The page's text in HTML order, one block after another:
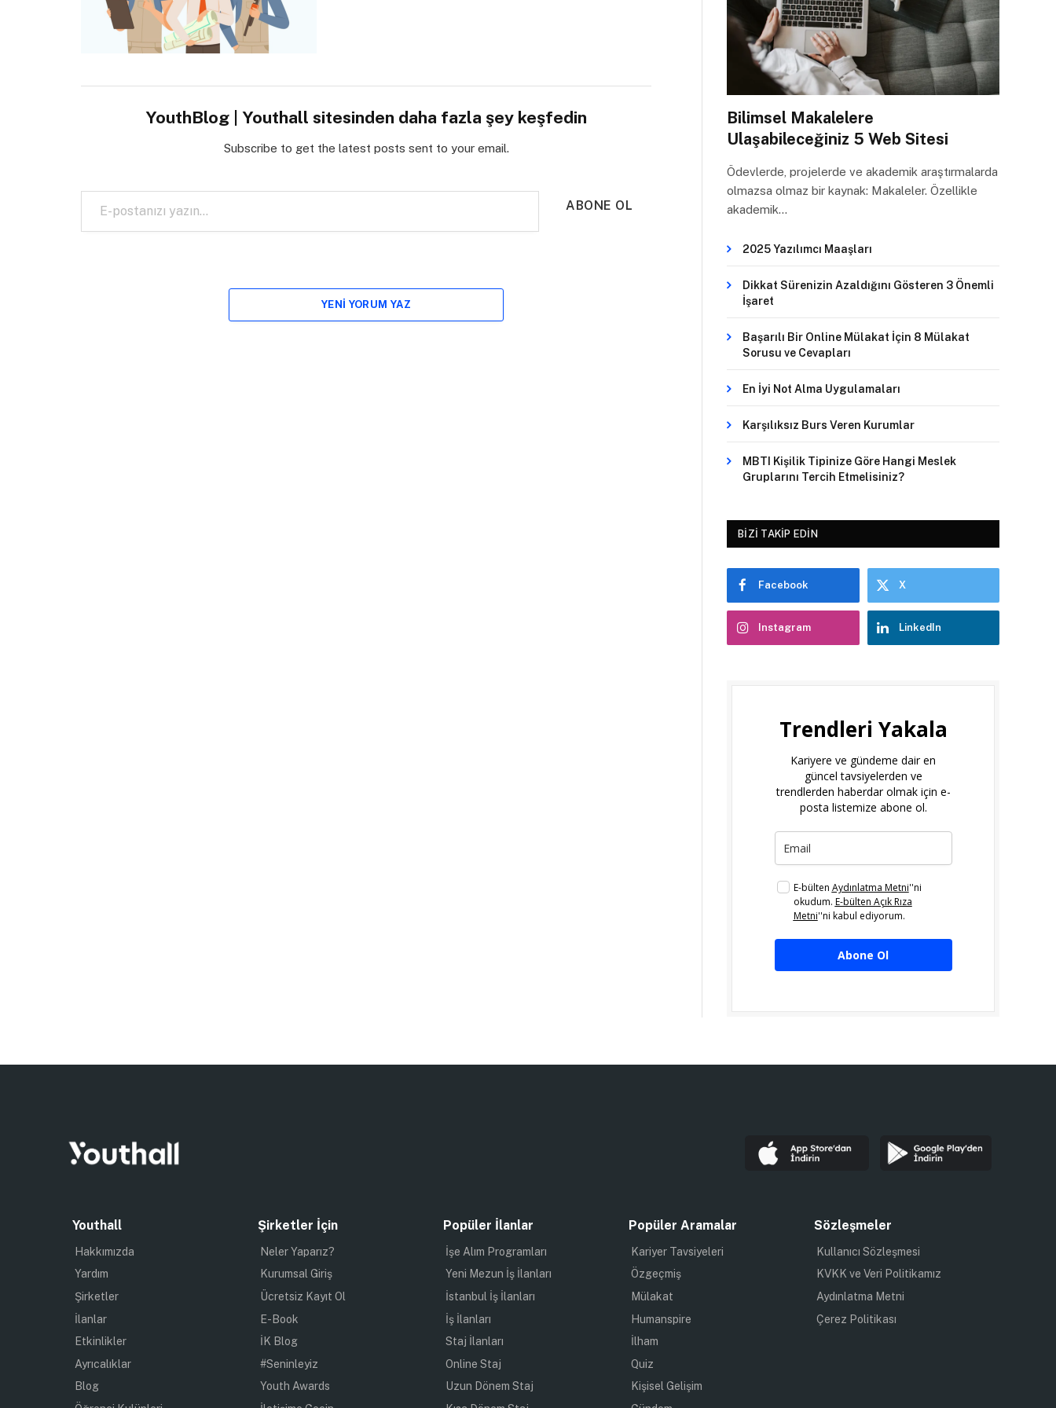
YouthBlog | Youthall sitesinden daha fazla şey keşfedin
Subscribe to get the latest posts sent to your email.
E-postanızı yazın…
ABONE OL
YENI YORUM YAZ
Bilimsel Makalelere
Ulaşabileceğiniz 5 Web Sitesi
Ödevlerde, projelerde ve akademik araştırmalarda
olmazsa olmaz bir kaynak: Makaleler. Özellikle
akademik…
2025 Yazılımcı Maaşları
Dikkat Sürenizin Azaldığını Gösteren 3 Önemli
İşaret
Başarılı Bir Online Mülakat İçin 8 Mülakat
Sorusu ve Cevapları
En İyi Not Alma Uygulamaları
Karşılıksız Burs Veren Kurumlar
MBTI Kişilik Tipinize Göre Hangi Meslek
Gruplarını Tercih Etmelisiniz?
BIZI TAKIP EDIN
Facebook X
Instagram LinkedIn
Trendleri Yakala
Kariyere ve gündeme dair en
güncel tavsiyelerden ve
trendlerden haberdar olmak için e-
posta listemize abone ol.
E-bülten Aydınlatma Metni''ni
okudum. E-bülten Açık Rıza
Metni''ni kabul ediyorum.
Abone Ol
Youthall
Hakkımızda
Yardım
Şirketler
İlanlar
Etkinlikler
Ayrıcalıklar
Blog
Şirketler İçin
Neler Yaparız?
Kurumsal Giriş
Ücretsiz Kayıt Ol
E-Book
İK Blog
#Seninleyiz
Youth Awards
Popüler İlanlar
İşe Alım Programları
Yeni Mezun İş İlanları
İstanbul İş İlanları
İş İlanları
Staj İlanları
Online Staj
Uzun Dönem Staj
Popüler Aramalar
Kariyer Tavsiyeleri
Özgeçmiş
Mülakat
Humanspire
İlham
Quiz
Kişisel Gelişim
Sözleşmeler
Kullanıcı Sözleşmesi
KVKK ve Veri Politikamız
Aydınlatma Metni
Çerez Politikası